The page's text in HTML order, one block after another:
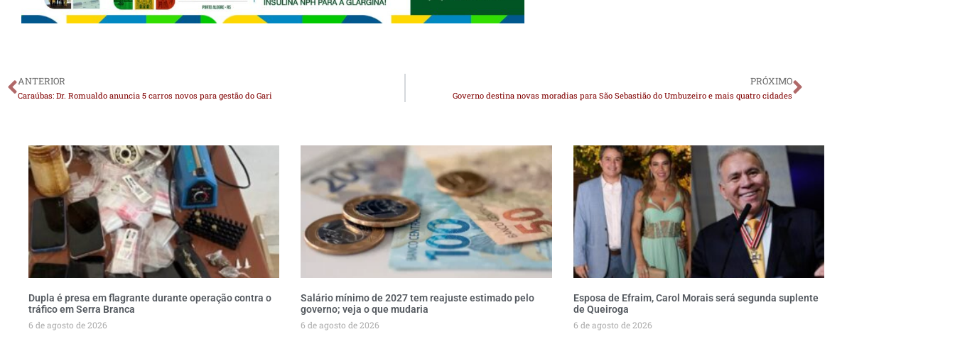
ANTERIOR
Caraúbas: Dr. Romualdo anuncia 5 carros novos para gestão do Gari
PRÓXIMO
Governo destina novas moradias para São Sebastião do Umbuzeiro e mais quatro cidades
Dupla é presa em flagrante durante operação contra o
tráfico em Serra Branca
6 de agosto de 2026
Salário mínimo de 2027 tem reajuste estimado pelo
governo; veja o que mudaria
6 de agosto de 2026
Esposa de Efraim, Carol Morais será segunda suplente
de Queiroga
6 de agosto de 2026